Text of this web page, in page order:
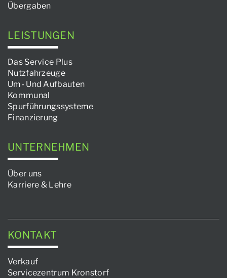
Übergaben
LEISTUNGEN
Das Service Plus
Nutzfahrzeuge
Um- Und Aufbauten
Kommunal
Spurführungssysteme
Finanzierung
UNTERNEHMEN
Über uns
Karriere & Lehre
KONTAKT
Verkauf
Servicezentrum Kronstorf